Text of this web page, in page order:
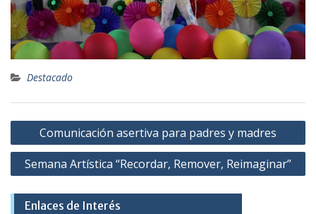
Destacado
Navegación
de
entradas
Comunicación asertiva para padres y madres
Semana Artística “Recordar, Remover, Reimaginar”
Enlaces de Interés